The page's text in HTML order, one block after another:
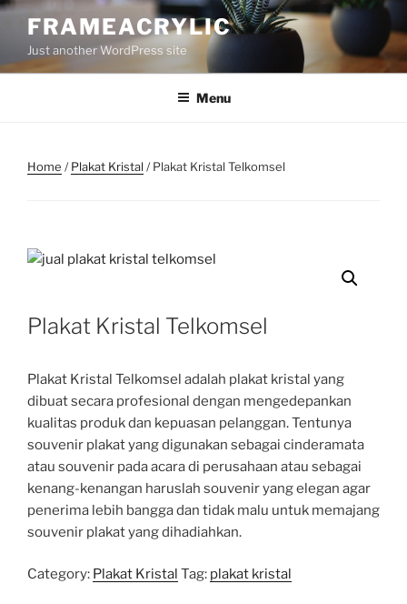
Skip
content
FRAMEACRYLIC
Just another WordPress site
Menu
Home /Plakat Kristal/ Plakat Kristal Telkomsel
Plakat Kristal Telkomsel
Plakat Kristal Telkomsel adalah plakat kristal yang
dibuat secara profesional dengan mengedepankan
kualitas produk dan kepuasan pelanggan. Tentunya
souvenir plakat yang digunakan sebagai cinderamata
atau souvenir pada acara di perusahaan atau sebagai
kenang-kenangan haruslah souvenir yang elegan agar
penerima lebih bangga dan tidak malu untuk memajang
souvenir plakat yang dihadiahkan.
Category: Plakat Kristal Tag: plakat kristal